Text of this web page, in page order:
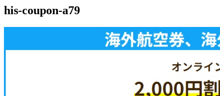
his-coupon-a79